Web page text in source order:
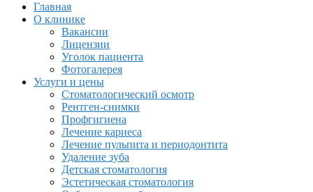
Главная
О клинике
Вакансии
Лицензии
Уголок пациента
Фотогалерея
Услуги и цены
Стоматологический осмотр
Рентген-снимки
Профгигиена
Лечение кариеса
Лечение пульпита и периодонтита
Удаление зуба
Детская стоматология
Эстетическая стоматология